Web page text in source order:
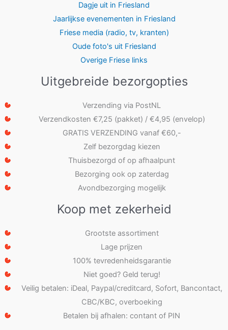
Dagje uit in Friesland
Jaarlijkse evenementen in Friesland
Friese media (radio, tv, kranten)
Oude foto's uit Friesland
Overige Friese links
Uitgebreide bezorgopties
Verzending via PostNL
Verzendkosten €7,25 (pakket) / €4,95 (envelop)
GRATIS VERZENDING vanaf €60,-
Zelf bezorgdag kiezen
Thuisbezorgd of op afhaalpunt
Bezorging ook op zaterdag
Avondbezorging mogelijk
Koop met zekerheid
Grootste assortiment
Lage prijzen
100% tevredenheidsgarantie
Niet goed? Geld terug!
Veilig betalen: iDeal, Paypal/creditcard, Sofort, Bancontact,
CBC/KBC, overboeking
Betalen bij afhalen: contant of PIN